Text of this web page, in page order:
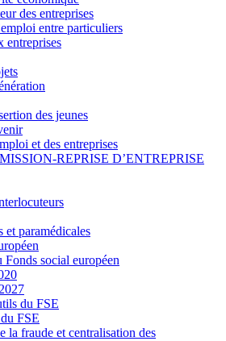
des entreprises
entre particuliers
entreprises
des jeunes
et des entreprises
REPRISE D’ENTREPRISE
et paramédicales
Fonds social européen
du FSE
FSE
la fraude et centralisation des